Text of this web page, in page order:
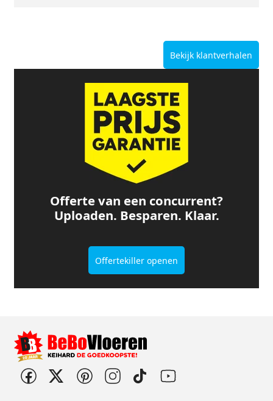
Bekijk klantverhalen
Offerte van een concurrent?
Uploaden. Besparen. Klaar.
Offertekiller openen